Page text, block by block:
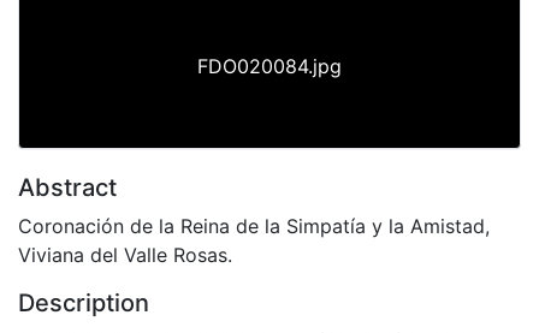
FDO020084.jpg
Abstract
Coronación de la Reina de la Simpatía y la Amistad,
Viviana del Valle Rosas.
Description